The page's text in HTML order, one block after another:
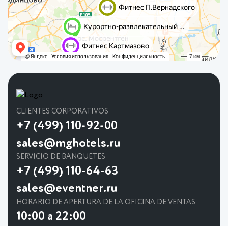
CLIENTES CORPORATIVOS
+7 (499) 110-92-00
sales@mghotels.ru
SERVICIO DE BANQUETES
+7 (499) 110-64-63
sales@eventner.ru
HORARIO DE APERTURA DE LA OFICINA DE VENTAS
10:00 a 22:00